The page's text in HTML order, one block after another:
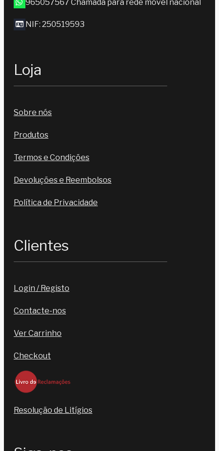
965057567 Chamada para rede móvel nacional
NIF: 250519593
Loja
Sobre nós
Produtos
Termos e Condições
Devoluções e Reembolsos
Política de Privacidade
Clientes
Login / Registo
Contacte-nos
Ver Carrinho
Checkout
Resolução de Litígios